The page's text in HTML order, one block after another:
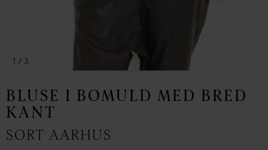
1 / 3
BLUSE I BOMULD MED BRED
KANT
SORT AARHUS